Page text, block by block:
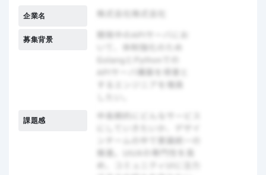
企業名
募集背景
課題感